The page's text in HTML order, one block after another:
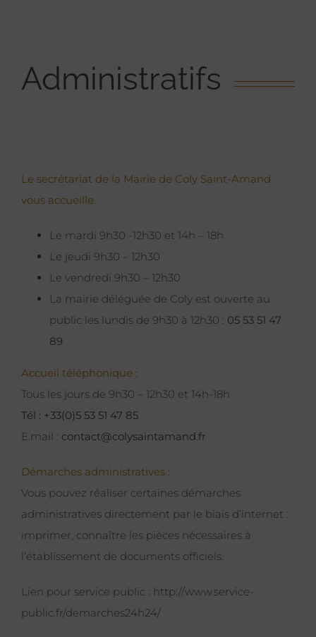
Administratifs
Le secrétariat de la Mairie de Coly Saint-Amand
vous accueille.
Le mardi 9h30 -12h30 et 14h – 18h
Le jeudi 9h30 – 12h30
Le vendredi 9h30 – 12h30
La mairie déléguée de Coly est ouverte au
public les lundis de 9h30 à 12h30 : 05 53 51 47
89
Accueil téléphonique :
Tous les jours de 9h30 – 12h30 et 14h-18h
Tél : +33(0)5 53 51 47 85
E.mail : contact@colysaintamand.fr
Démarches administratives :
Vous pouvez réaliser certaines démarches
administratives directement par le biais d’internet :
imprimer, connaître les pièces nécessaires à
l’établissement de documents officiels.
Lien pour service public : http://www.service-
public.fr/demarches24h24/